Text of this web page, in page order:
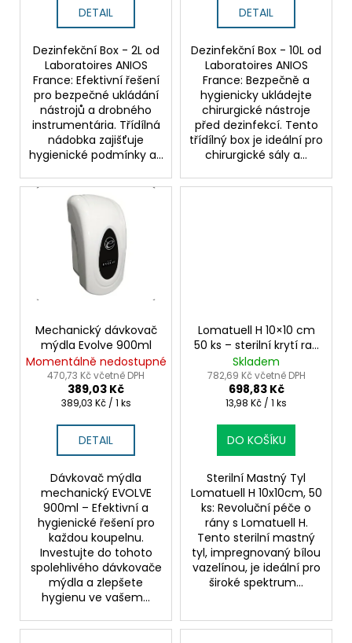
DETAIL
Dezinfekční Box - 2L od
Laboratoires ANIOS
France: Efektivní řešení
pro bezpečné ukládání
nástrojů a drobného
instrumentária. Třídílná
nádobka zajišťuje
hygienické podmínky a...
DETAIL
Dezinfekční Box - 10L od
Laboratoires ANIOS
France: Bezpečně a
hygienicky ukládejte
chirurgické nástroje
před dezinfekcí. Tento
třídílný box je ideální pro
chirurgické sály a...
Mechanický dávkovač
mýdla Evolve 900ml
Momentálně nedostupné
470,73 Kč včetně DPH
389,03 Kč
Měrná
389,03 Kč / 1 ks
DETAIL
Dávkovač mýdla
mechanický EVOLVE
900ml – Efektivní a
hygienické řešení pro
každou koupelnu.
Investujte do tohoto
spolehlivého dávkovače
mýdla a zlepšete
hygienu ve vašem...
Lomatuell H 10×10 cm
50 ks – sterilní krytí ran
pro praxi
Skladem
782,69 Kč včetně DPH
698,83 Kč
Měrná
13,98 Kč / 1 ks
DO KOŠÍKU
Sterilní Mastný Tyl
Lomatuell H 10x10cm, 50
ks: Revoluční péče o
rány s Lomatuell H.
Tento sterilní mastný
tyl, impregnovaný bílou
vazelínou, je ideální pro
široké spektrum...